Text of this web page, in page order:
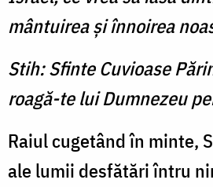
mântuirea şi înnoirea
Stih: Sfinte Cuvioase
roagă-te lui Dumnezeu
Raiul cugetând în minte,
ale lumii desfă­tări întru